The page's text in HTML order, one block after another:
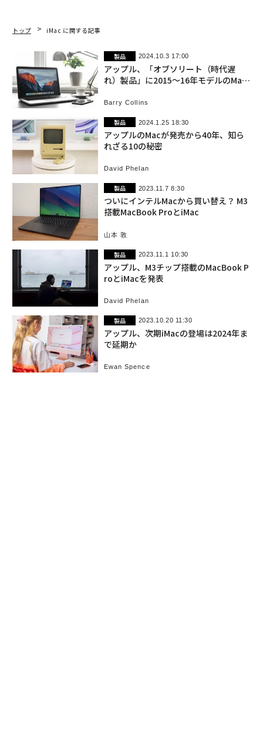
トップ iMac に関する記事
製品 2024.10.3 17:00
アップル、「オブソリート（時代遅
れ）製品」に2015〜16年モデルのMac
Barry Collins
製品 2024.1.25 18:30
アップルのMacが発売から40年、知ら
れざる10の秘密
David Phelan
製品 2023.11.7 8:30
ついにインテルMacから買い替え？ M3
搭載MacBook ProとiMac
山本 敦
製品 2023.11.1 10:30
アップル、M3チップ搭載のMacBook P
roとiMacを発表
David Phelan
製品 2023.10.20 11:30
アップル、次期iMacの登場は2024年ま
で延期か
Ewan Spence